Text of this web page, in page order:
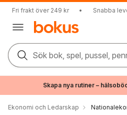
Fri frakt över 249 kr • Snabba
Sök bok, spel, pussel,
Skapa nya rutiner –
Ekonomi och Ledarskap